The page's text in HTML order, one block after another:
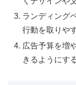
ランディング
行動を取りや
広告予算を増
きるようにす